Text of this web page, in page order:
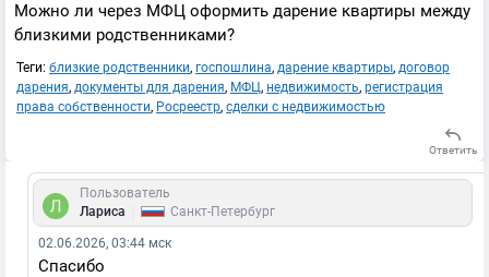
Можно ли через МФЦ оформить дарение квартиры между
близкими родственниками?
Теги: близкие родственники, госпошлина, дарение квартиры, договор
дарения, документы для дарения, МФЦ, недвижимость, регистрация
права собственности, Росреестр, сделки с недвижимостью
Ответить
Пользователь
Лариса
Санкт-Петербург
02.06.2026, 03:44 мск
Спасибо